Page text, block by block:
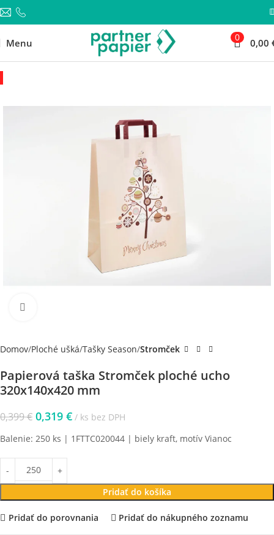
Menu 0 0,00
Domov Ploché ušká Tašky Season Stromček
Papierová taška Stromček ploché ucho
320x140x420 mm
0,399€ 0,319 €
ks bez DPH
Balenie: 250 ks | 1FTTC020044 | biely kraft, motív Vianoc
Pridať do košíka
Pridať do porovnania Pridať do nákupného zoznamu